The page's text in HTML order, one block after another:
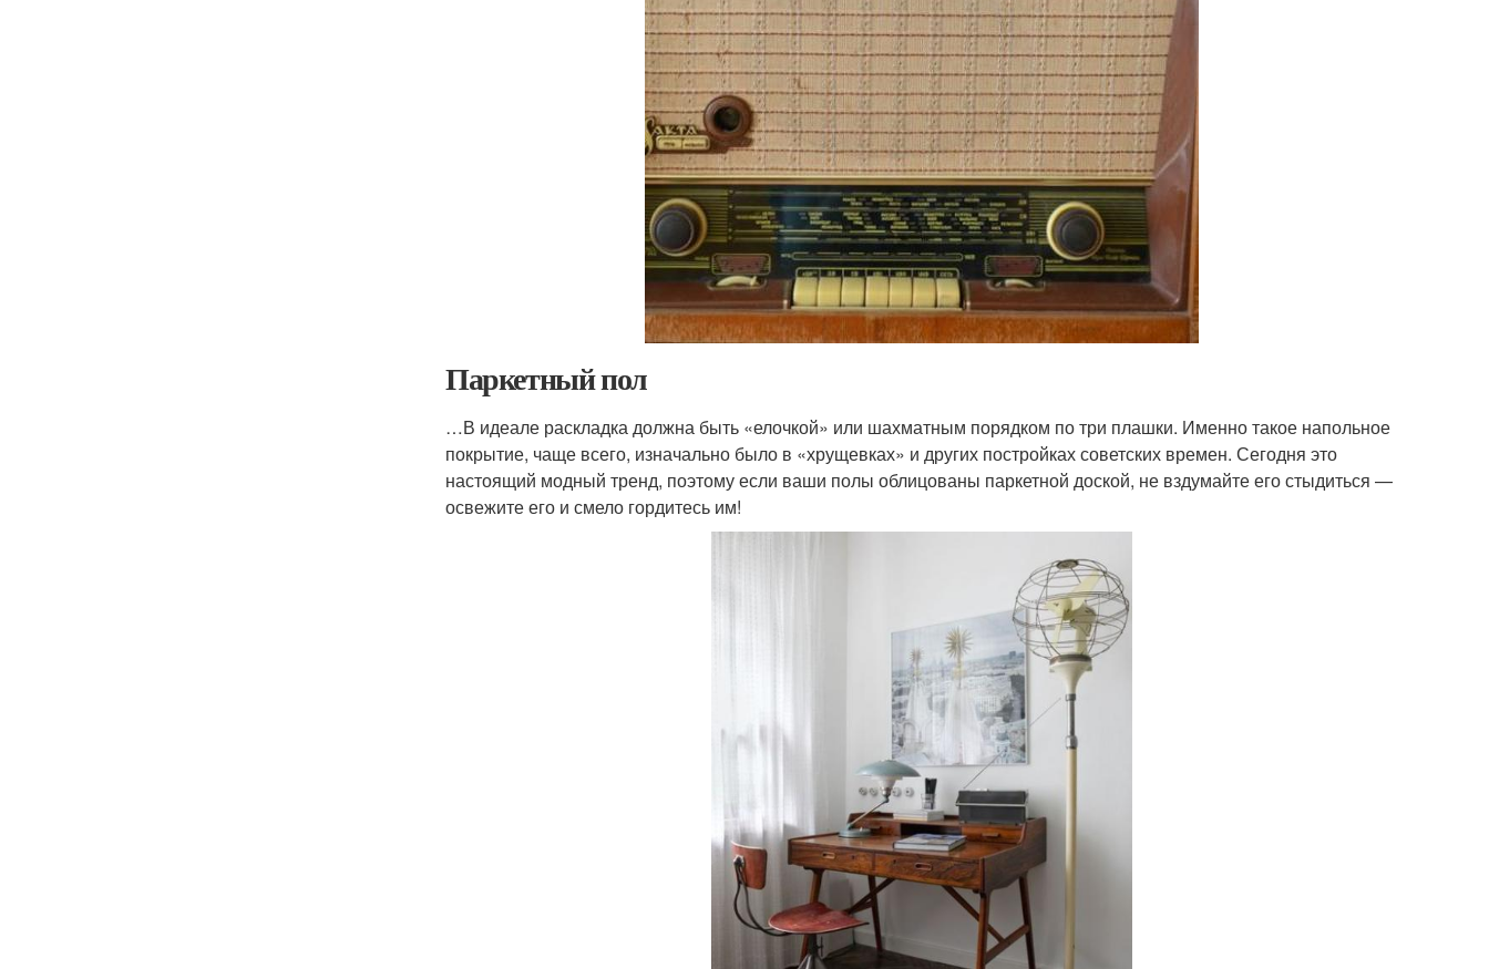
Паркетный пол
…В идеале раскладка должна быть «елочкой» или шахматным порядком по три плашки. Именно такое напольное
покрытие, чаще всего, изначально было в «хрущевках» и других постройках советских времен. Сегодня это
настоящий модный тренд, поэтому если ваши полы облицованы паркетной доской, не вздумайте его стыдиться —
освежите его и смело гордитесь им!